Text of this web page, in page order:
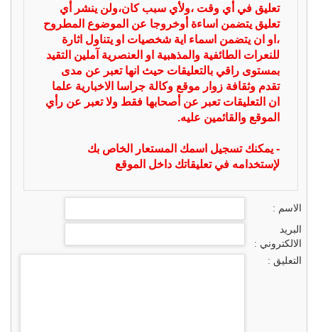
تعليق في أي وقت ،ولأي سبب كان،ولن ينشر أي
تعليق يتضمن اساءة أوخروجا عن الموضوع المطروح
،او ان يتضمن اسماء اية شخصيات او يتناول اثارة
للنعرات الطائفية والمذهبية او العنصرية آملين التقيد
بمستوى راقي بالتعليقات حيث انها تعبر عن مدى
تقدم وثقافة زوار موقع وكالة جراسا الاخبارية علما
ان التعليقات تعبر عن أصحابها فقط ولا تعبر عن رأي
الموقع والقائمين عليه.
- يمكنك تسجيل اسمك المستعار الخاص بك
لإستخدامه في تعليقاتك داخل الموقع
الاسم :
البريد
الالكتروني :
التعليق :